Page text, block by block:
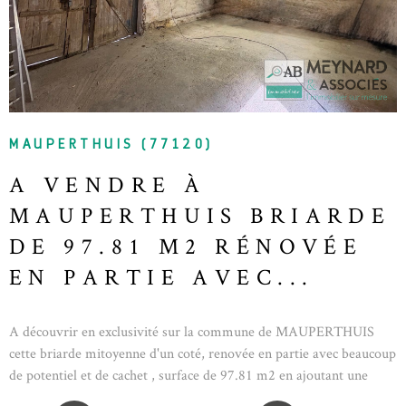
recherche d'espace, de confort et de prestations de qualité.
Honoraires d'agence à la charge du vendeur. Information
d'affichage énergétique sur ce bien : classe ENERGIE C indice 141
Kwh/m²/an et classe CLIMAT A indice 4kg/ CO2/m²/an.
Montant estimé des dépenses annuelles d'énergie pour un usage
standard : entre 1440 euros et 2010 euros sur l'année 2021
(abonnements compris). Les informations sur les risques auxquels
débroussaillement, sont disponibles sur le site Géorisques.
MAUPERTHUIS (77120)
A VENDRE À
MAUPERTHUIS BRIARDE
DE 97.81 M2 RÉNOVÉE
EN PARTIE AVEC...
A découvrir en exclusivité sur la commune de MAUPERTHUIS
cette briarde mitoyenne d'un coté, renovée en partie avec beaucoup
de potentiel et de cachet , surface de 97.81 m2 en ajoutant une
grande de 38 M 2 avec un plancher et une dependence attenance de